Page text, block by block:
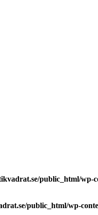
public_html/wp-
public_html/wp-